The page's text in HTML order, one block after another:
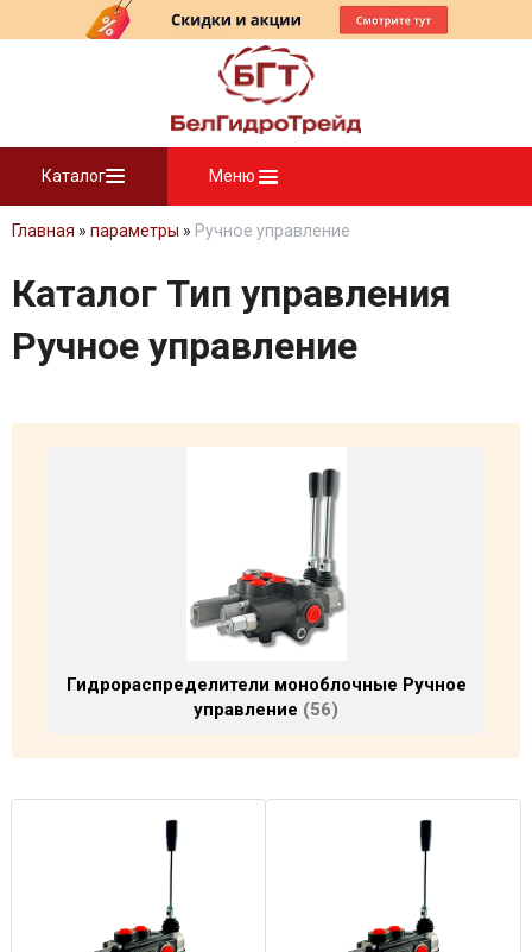
Каталог Меню
Главная » параметры » Ручное управление
Каталог Тип управления
Ручное управление
Гидрораспределители моноблочные Ручное
управление
56